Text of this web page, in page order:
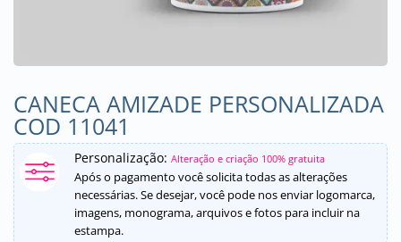
CANECA AMIZADE PERSONALIZADA
COD 11041
Personalização: Alteração e criação 100% gratuita
Após o pagamento você solicita todas as alterações
necessárias. Se desejar, você pode nos enviar logomarca,
imagens, monograma, arquivos e fotos para incluir na
estampa.